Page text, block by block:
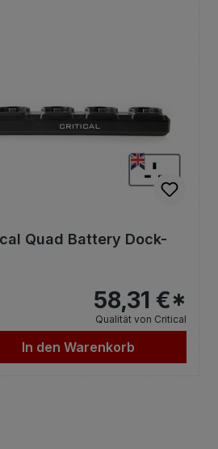
Quad Battery Dock-
58,31 €*
Qualität von Critical
In den Warenkorb